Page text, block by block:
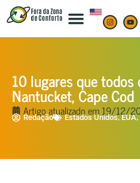
10 lugares que
Nantucket, Cape Cod
Artigo atualizado em19/12/
Redação Estados Unidos,EUA,